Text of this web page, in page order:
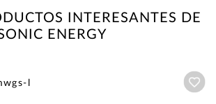
INTERESANTES DE
ENERGY
l